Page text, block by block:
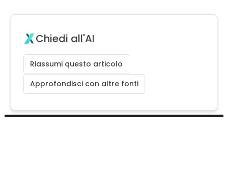
Chiedi all'AI
Riassumi questo articolo
Approfondisci con altre fonti